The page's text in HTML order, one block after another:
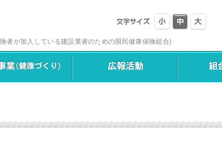
者が加入している建設業者のための国民健康保険組合)